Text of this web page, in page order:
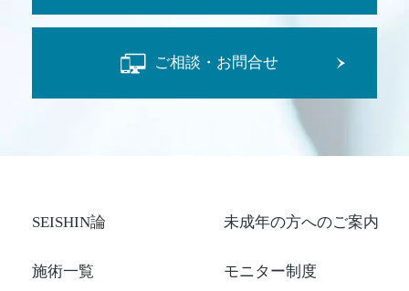
ご相談・お問合せ
SEISHIN論
施術一覧
未成年の方へのご案内
モニター制度